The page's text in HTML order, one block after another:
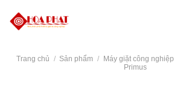
Trang chủ / Sản phẩm / Máy giặt công nghiệp
Primus